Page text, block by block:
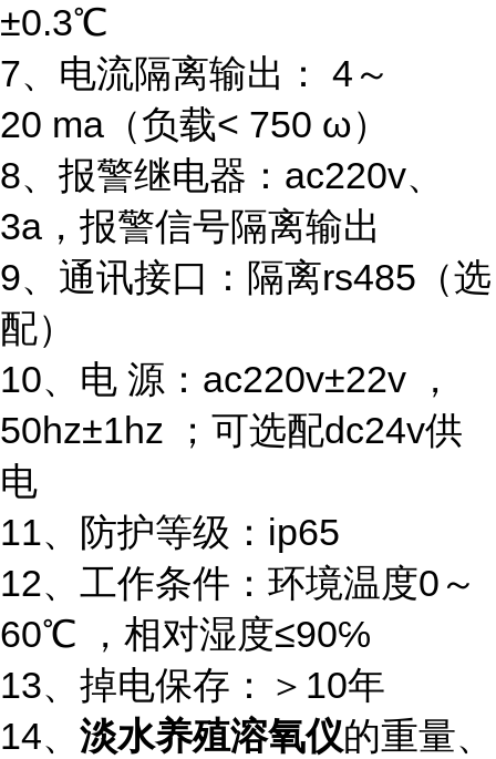
±0.3℃
7、电流隔离输出： 4～
20 ma（负载< 750 ω）
8、报警继电器：ac220v、
3a，报警信号隔离输出
9、通讯接口：隔离rs485（选
配）
10、电 源：ac220v±22v ，
50hz±1hz ；可选配dc24v供
电
11、防护等级：ip65
12、工作条件：环境温度0～
60℃ ，相对湿度≤90℅
13、掉电保存：＞10年
14、 淡水养殖溶氧仪的重量、